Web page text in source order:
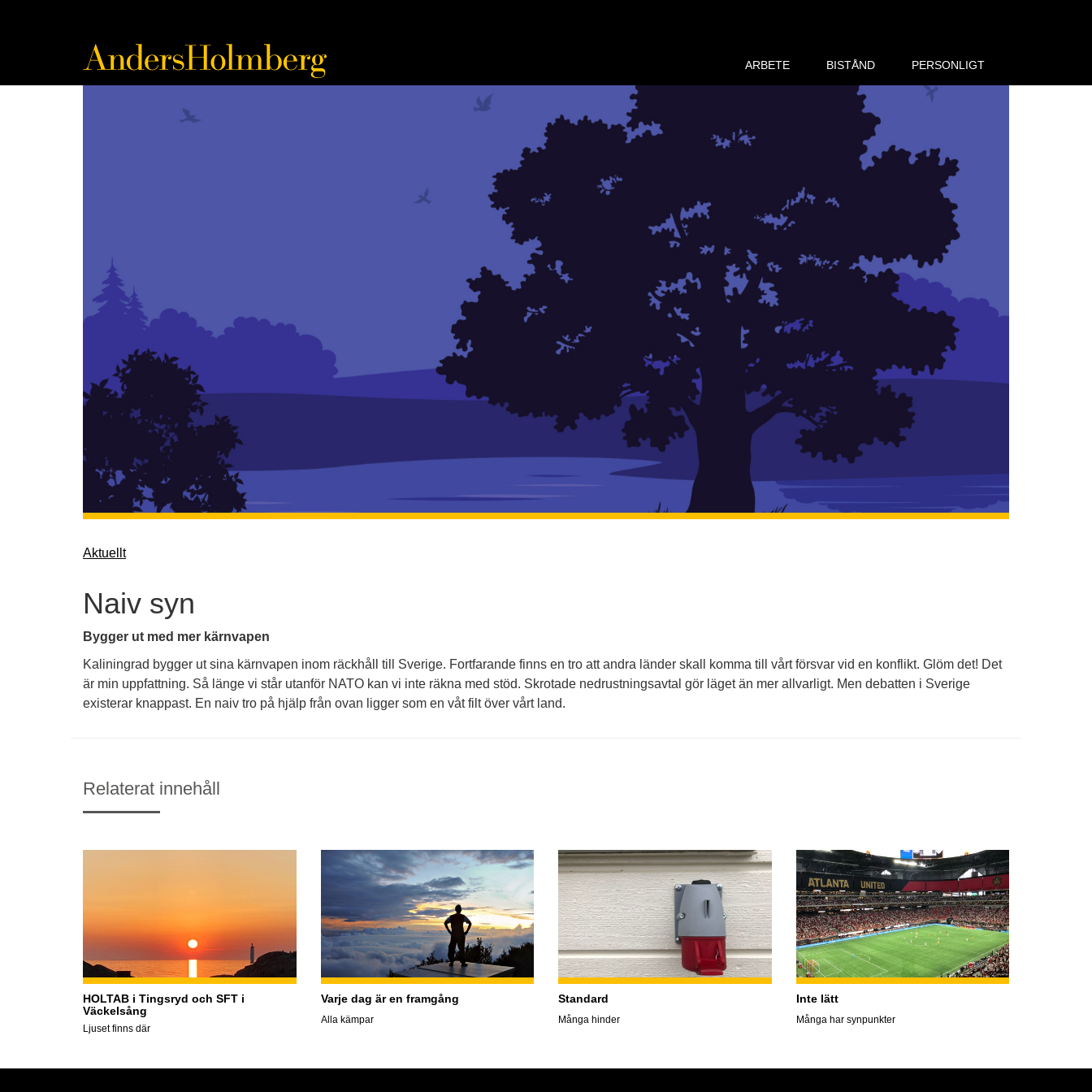
ARBETE BISTÅND PERSONLIGT
Aktuellt
Naiv syn
Bygger ut med mer kärnvapen
Kaliningrad bygger ut sina kärnvapen inom räckhåll till Sverige. Fortfarande finns en tro att andra länder skall komma till vårt försvar vid en konflikt. Glöm det! Det
är min uppfattning. Så länge vi står utanför NATO kan vi inte räkna med stöd. Skrotade nedrustningsavtal gör läget än mer allvarligt. Men debatten i Sverige
existerar knappast. En naiv tro på hjälp från ovan ligger som en våt filt över vårt land.
Relaterat innehåll
HOLTAB i Tingsryd och SFT i
Väckelsång
Ljuset finns där
Varje dag är en framgång
Alla kämpar
Standard
Många hinder
Inte lätt
Många har synpunkter